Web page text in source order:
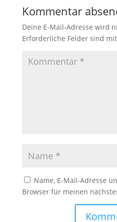
Kommentar
Deine E-Mail-Adresse wird
Erforderliche Felder sind mit
Name, E-Mail-Adresse
Browser für meinen